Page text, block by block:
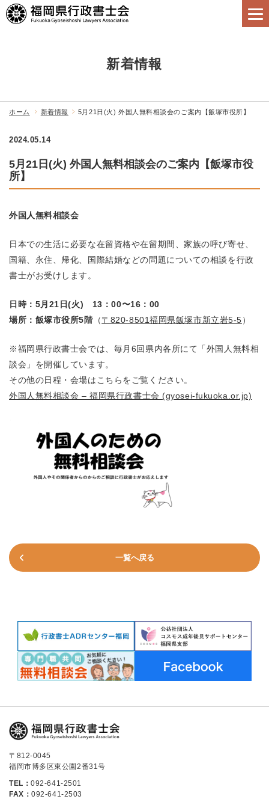
新着情報
ホーム 新着情報 5月21日(火) 外国人無料相談会のご案内【飯塚市役所】
2024.05.14
5月21日(火) 外国人無料相談会のご案内【飯塚市役
所】
外国人無料相談会
日本での生活に必要な在留資格や在留期間、家族の呼び寄せ、
国籍、永住、帰化、国際結婚などの問題についての相談を行政
書士がお受けします。
日時：5月21日(火) 13：00〜16：00
場所：飯塚市役所5階（〒820-8501福岡県飯塚市新立岩5-5）
※福岡県行政書士会では、毎月6回県内各所にて「外国人無料相
談会」を開催しています。
その他の日程・会場はこちらをご覧ください。
外国人無料相談会 – 福岡県行政書士会 (gyosei-fukuoka.or.jp)
一覧へ戻る
〒812-0045
福岡市博多区東公園2番31号
TEL：092-641-2501
FAX：092-641-2503